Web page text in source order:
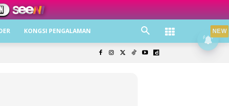
KONGSI PENGALAMAN NEW